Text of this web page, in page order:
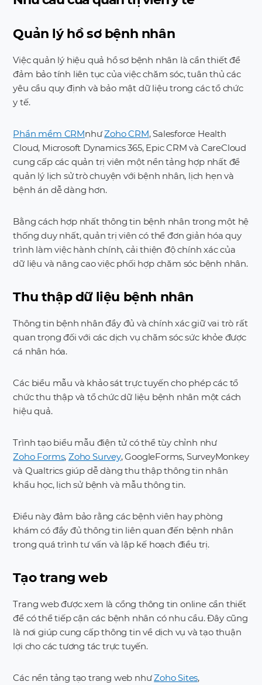
Quản lý hồ sơ bệnh nhân
Việc quản lý hiệu quả hồ sơ bệnh nhân là cần thiết để
đảm bảo tính liên tục của việc chăm sóc, tuân thủ các
yêu cầu quy định và bảo mật dữ liệu trong các tổ chức
y tế.
Phần mềm CRMnhưZoho CRM, Salesforce Health
Cloud, Microsoft Dynamics 365, Epic CRM và CareCloud
cung cấp các quản trị viên một nền tảng hợp nhất để
quản lý lịch sử trò chuyện với bệnh nhân, lịch hẹn và
bệnh án dễ dàng hơn.
Bằng cách hợp nhất thông tin bệnh nhân trong một hệ
thống duy nhất, quản trị viên có thể đơn giản hóa quy
trình làm việc hành chính, cải thiện độ chính xác của
dữ liệu và nâng cao việc phối hợp chăm sóc bệnh nhân.
Thu thập dữ liệu bệnh nhân
Thông tin bệnh nhân đầy đủ và chính xác giữ vai trò rất
quan trọng đối với các dịch vụ chăm sóc sức khỏe được
cá nhân hóa.
Các biểu mẫu và khảo sát trực tuyến cho phép các tổ
chức thu thập và tổ chức dữ liệu bệnh nhân một cách
hiệu quả.
Trình tạo biểu mẫu điện tử có thể tùy chỉnh như
Zoho Forms,Zoho Survey, GoogleForms, SurveyMonkey
và Qualtrics giúp dễ dàng thu thập thông tin nhân
khẩu học, lịch sử bệnh và mẫu thông tin.
Điều này đảm bảo rằng các bệnh viên hay phòng
khám có đầy đủ thông tin liên quan đến bệnh nhân
trong quá trình tư vấn và lập kế hoạch điều trị.
Tạo trang web
Trang web được xem là cổng thông tin online cần thiết
để có thể tiếp cận các bệnh nhân có nhu cầu. Đây cũng
là nơi giúp cung cấp thông tin về dịch vụ và tạo thuận
lợi cho các tương tác trực tuyến.
Các nền tảng tạo trang web nhưZoho Sites,